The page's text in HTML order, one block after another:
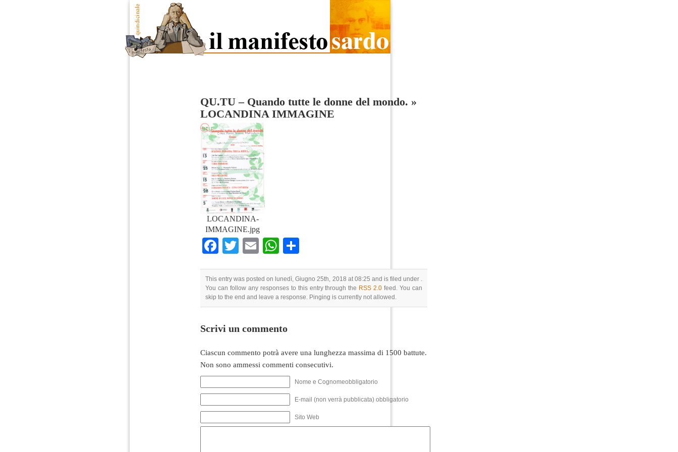
QU.TU – Quando tutte le donne del mondo. »
LOCANDINA IMMAGINE
LOCANDINA-
IMMAGINE.jpg
Facebook
Twitter
EmailWhatsApp
This entry was posted on lunedì, Giugno 25th, 2018 at 08:25 and is filed under .
You can follow any responses to this entry through the RSS 2.0 feed. You can
skip to the end and leave a response. Pinging is currently not allowed.
Scrivi un commento
Ciascun commento potrà avere una lunghezza massima di 1500 battute.
Non sono ammessi commenti consecutivi.
Nome e Cognomeobbligatorio
E-mail (non verrà pubblicata) obbligatorio
Sito Web